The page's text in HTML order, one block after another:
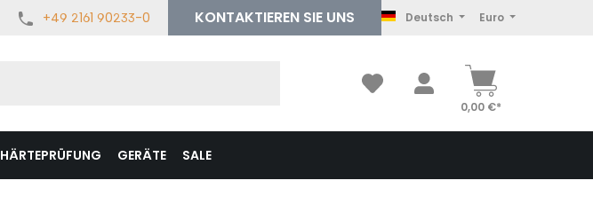
+49 2161 90233-0 KONTAKTIEREN SIE UNS Deutsch Euro
0,00 €*
HÄRTEPRÜFUNG GERÄTE SALE